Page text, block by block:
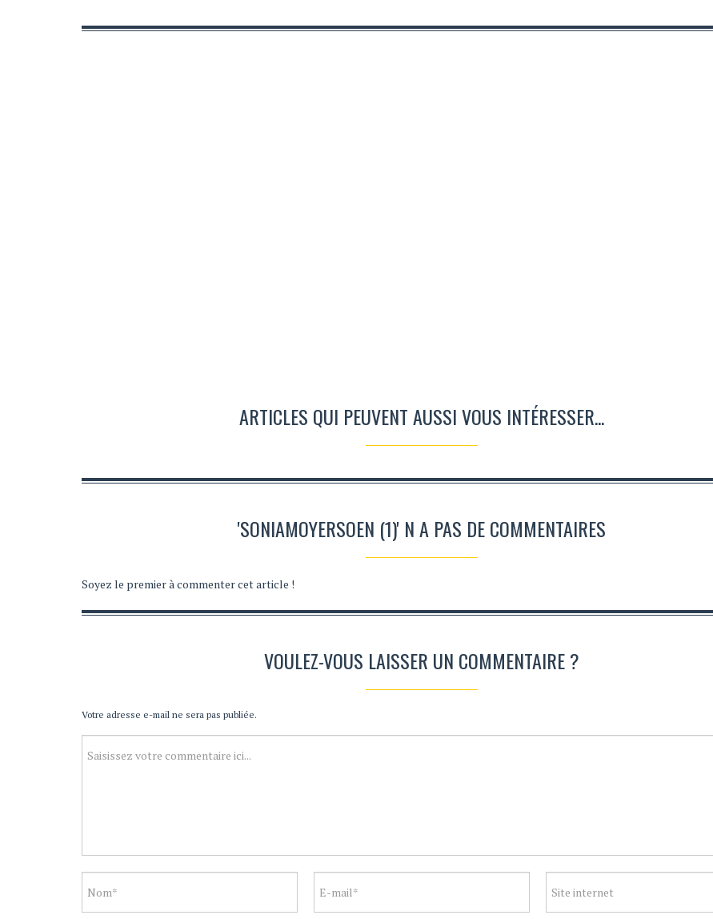
ARTICLES QUI PEUVENT AUSSI VOUS INTÉRESSER...
'SONIAMOYERSOEN (1)' N A PAS DE COMMENTAIRES
Soyez le premier à commenter cet article !
VOULEZ-VOUS LAISSER UN COMMENTAIRE ?
Votre adresse e-mail ne sera pas publiée.